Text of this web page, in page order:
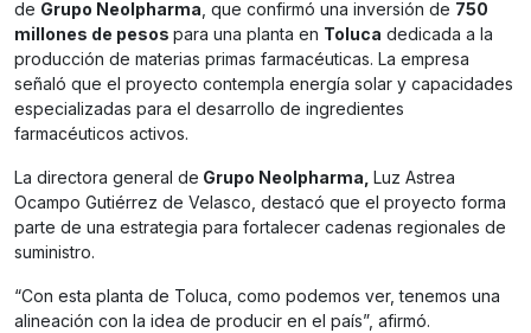
de Grupo Neolpharma , que confirmó una inversión de 750
millones de pesos para una planta en Toluca dedicada a la
producción de materias primas farmacéuticas. La empresa
señaló que el proyecto contempla energía solar y capacidades
especializadas para el desarrollo de ingredientes
farmacéuticos activos.
La directora general de Grupo Neolpharma, Luz Astrea
Ocampo Gutiérrez de Velasco, destacó que el proyecto forma
parte de una estrategia para fortalecer cadenas regionales de
suministro.
“Con esta planta de Toluca, como podemos ver, tenemos una
alineación con la idea de producir en el país”, afirmó.